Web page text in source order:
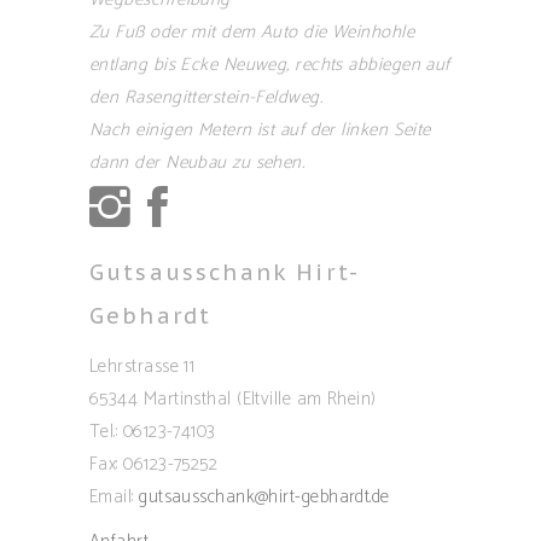
Zu Fuß oder mit dem Auto die Weinhohle
entlang bis Ecke Neuweg, rechts abbiegen auf
den Rasengitterstein-Feldweg.
Nach einigen Metern ist auf der linken Seite
dann der Neubau zu sehen.
Gutsausschank Hirt-
Gebhardt
Lehrstrasse 11
65344 Martinsthal (Eltville am Rhein)
Tel.: 06123-74103
Fax: 06123-75252
Email:gutsausschank@hirt-gebhardt.de